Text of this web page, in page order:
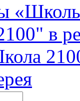
в